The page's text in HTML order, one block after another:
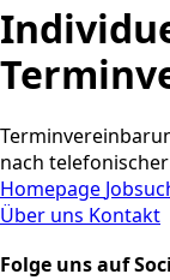
nach
Homepage
Über uns Kontakt
Folge uns auf